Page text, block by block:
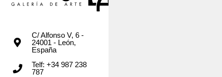
C/ Alfonso V, 6 -
24001 - León,
España
Telf: +34 987 238
787